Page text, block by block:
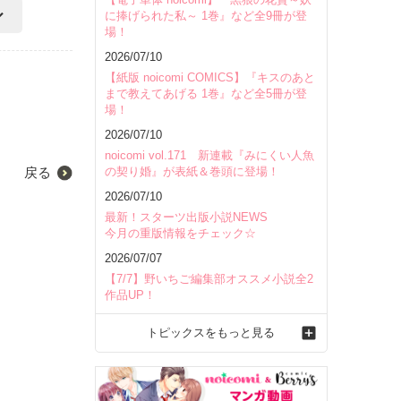
戻る
に捧げられた私～ 1巻』など全9冊が登
場！
2026/07/10
【紙版 noicomi COMICS】『キスのあと
まで教えてあげる 1巻』など全5冊が登
場！
2026/07/10
noicomi vol.171 新連載『みにくい人魚
の契り婚』が表紙＆巻頭に登場！
2026/07/10
最新！スターツ出版小説NEWS
今月の重版情報をチェック☆
2026/07/07
【7/7】野いちご編集部オススメ小説全2
作品UP！
トピックスをもっと見る